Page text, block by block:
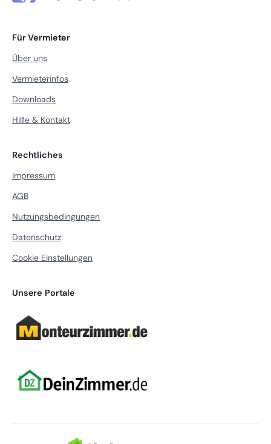
Für Vermieter
Über uns
Vermieterinfos
Downloads
Hilfe & Kontakt
Rechtliches
Impressum
AGB
Nutzungsbedingungen
Datenschutz
Cookie Einstellungen
Unsere Portale